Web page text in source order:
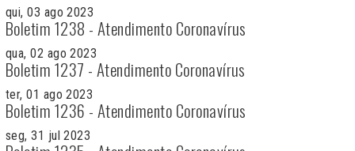
qui, 03 ago 2023
Boletim 1238 - Atendimento Coronavírus
qua, 02 ago 2023
Boletim 1237 - Atendimento Coronavírus
ter, 01 ago 2023
Boletim 1236 - Atendimento Coronavírus
seg, 31 jul 2023